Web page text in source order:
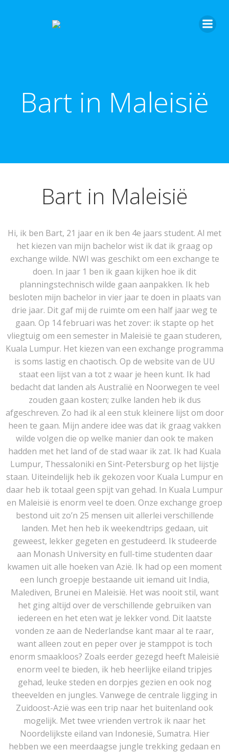
Bart in Maleisië
Bart in Maleisië
Hi, ik ben Bart, 21 jaar en ik ben 4e jaars student. Al met
het kiezen van mijn bachelor wist ik dat ik graag op
exchange wilde. NWI was geschikt om een exchange te
doen. In jaar 1 ben ik gaan kijken hoe ik dit
planningstechnisch wilde gaan aanpakken. Ik heb
besloten mijn bachelor in vier jaar te doen in plaats van
drie jaar. Dit gaf mij de ruimte om een half jaar weg te
gaan. Op 14 februari was het zover: ik stapte op het
vliegtuig om een semester in Maleisië te gaan studeren,
Kuala Lumpur. Het kiezen van een exchange programma
is soms lastig en chaotisch. Op de website van de UU
staat een lijst van a tot z waar je heen kunt. Ik had
bedacht dat landen als Australië en Noorwegen te veel
zouden gaan kosten; zulke landen heb ik dus
afgeschreven. Zo had ik al een stuk kleinere lijst om door
heen te gaan. Mijn andere idee was dat ik graag vakken
wilde volgen die op welke manier dan ook te maken
hadden met het land of de stad waar ik zat. Ik had Kuala
Lumpur, Thessaloniki en Sint-Petersburg op het lijstje
staan. Uiteindelijk heb ik gekozen voor Kuala Lumpur en
daar heb ik totaal geen spijt van gehad. In Kuala Lumpur
en Maleisië is enorm veel te doen. Onze exchange groep
bestond uit zo’n 25 mensen uit allerlei verschillende
landen. Met hen heb ik weekendtrips gedaan, uit
geweest, lekker gegeten en gestudeerd. Ik studeerde
aan Monash University en full-time studenten daar
kwamen uit alle hoeken van Azië. Ik had op een moment
een lunch groepje bestaande uit iemand uit India,
Malediven, Brunei en Maleisië. Het was nooit stil, want
het ging altijd over de verschillende gebruiken van
iedereen en het eten wat je lekker vond. Dit laatste
vonden ze aan de Nederlandse kant maar al te raar,
want alleen zout en peper over je stamppot is toch
enorm smaakloos? Zoals eerder gezegd heeft Maleisië
enorm veel te bieden, ik heb heerlijke eiland tripjes
gehad, leuke steden en dorpjes gezien en ook nog
theevelden en jungles. Vanwege de centrale ligging in
Zuidoost-Azië was een trip naar het buitenland ook
mogelijk. Met twee vrienden vertrok ik naar het
Noordelijkste eiland van Indonesië, Sumatra. Hier
hebben we een meerdaagse jungle trekking gedaan en